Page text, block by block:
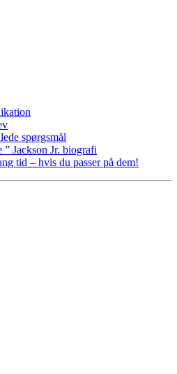
spørgsmål
” Jackson Jr. biografi
tid – hvis du passer på dem!